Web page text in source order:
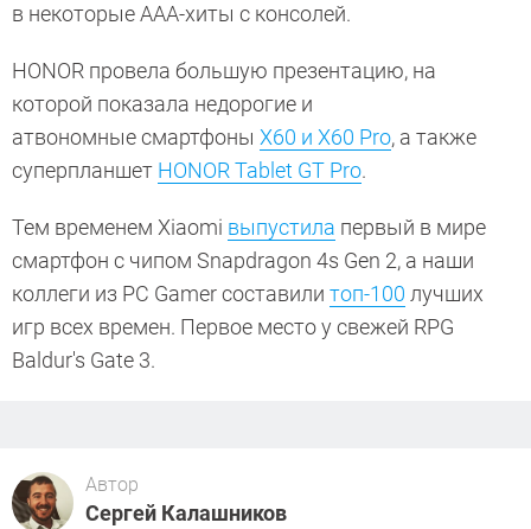
в некоторые ААА-хиты с консолей.
HONOR провела большую презентацию, на
которой показала недорогие и
атвономные смартфоны X60 и X60 Pro, а также
суперпланшет HONOR Tablet GT Pro.
Тем временем Xiaomi выпустила первый в мире
смартфон с чипом Snapdragon 4s Gen 2, а наши
коллеги из PC Gamer составили топ-100 лучших
игр всех времен. Первое место у свежей RPG
Baldur's Gate 3.
Автор
Сергей Калашников